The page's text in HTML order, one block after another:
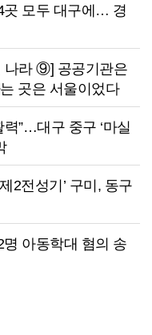
곳 모두 대구에… 경
나라 ⑨] 공공기관은
곳은 서울이었다
”…대구 중구 ‘마실
2전성기’ 구미, 동구
아동학대 혐의 송